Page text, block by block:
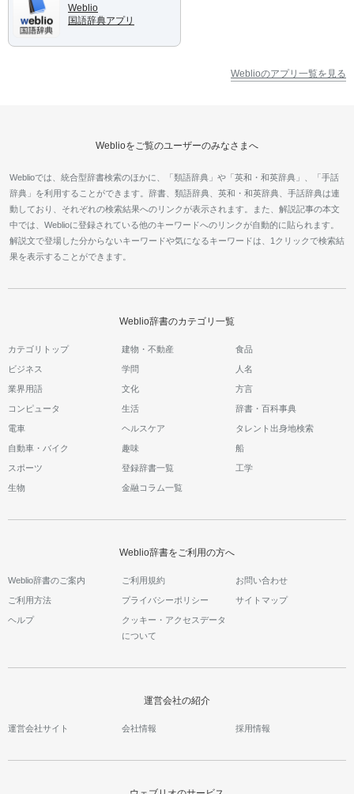
Weblio
国語辞典アプリ
Weblioのアプリ一覧を見る
Weblioをご覧のユーザーのみなさまへ
Weblioでは、統合型辞書検索のほかに、「類語辞典」や「英和・和英辞典」、「手話
辞典」を利用することができます。辞書、類語辞典、英和・和英辞典、手話辞典は連
動しており、それぞれの検索結果へのリンクが表示されます。また、解説記事の本文
中では、Weblioに登録されている他のキーワードへのリンクが自動的に貼られます。
解説文で登場した分からないキーワードや気になるキーワードは、1クリックで検索結
果を表示することができます。
Weblio辞書のカテゴリ一覧
カテゴリトップ 建物・不動産 食品
ビジネス 学問 人名
業界用語 文化 方言
コンピュータ 生活 辞書・百科事典
電車 ヘルスケア タレント出身地検索
自動車・バイク 趣味 船
スポーツ 登録辞書一覧 工学
生物 金融コラム一覧
Weblio辞書をご利用の方へ
Weblio辞書のご案内 ご利用規約 お問い合わせ
ご利用方法 プライバシーポリシー サイトマップ
ヘルプ
クッキー・アクセスデータ
について
運営会社の紹介
運営会社サイト 会社情報 採用情報